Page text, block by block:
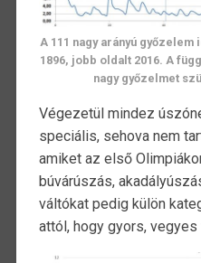
A 111 nagy arányú
1896, jobb oldalt 2016. A
nagy győzelmet
Végezetül mindez
speciális, sehova nem
amiket az első
búvárúszás,
váltókat pedig külön
attól, hogy gyors,